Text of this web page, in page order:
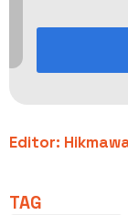
Editor:
TAG